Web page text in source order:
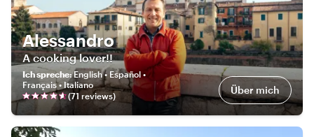
Alessandro
A cooking lover!!
Ich spreche:English • Español •
Français • Italiano
(71 reviews) Über mich